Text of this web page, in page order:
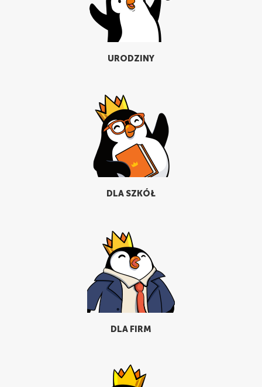
URODZINY
DLA SZKÓŁ
DLA FIRM